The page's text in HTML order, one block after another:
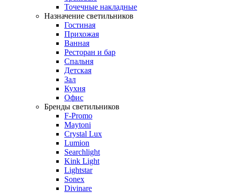
Точечные накладные
Назначение светильников
Гостиная
Прихожая
Ванная
Ресторан и бар
Спальня
Детская
Зал
Кухня
Офис
Бренды светильников
F-Promo
Maytoni
Crystal Lux
Lumion
Searchlight
Kink Light
Lightstar
Sonex
Divinare